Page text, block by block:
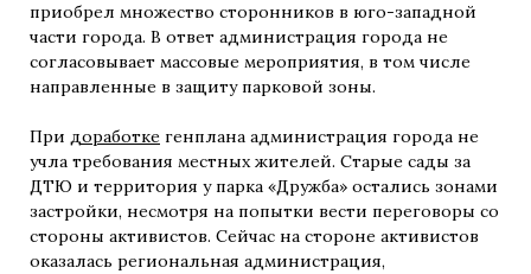
приобрел множество сторонников в юго-западной
части города. В ответ администрация города не
согласовывает массовые мероприятия, в том числе
направленные в защиту парковой зоны.
При доработке генплана администрация города не
учла требования местных жителей. Старые сады за
ДТЮ и территория у парка «Дружба» остались зонами
застройки, несмотря на попытки вести переговоры со
стороны активистов. Сейчас на стороне активистов
оказалась региональная администрация,